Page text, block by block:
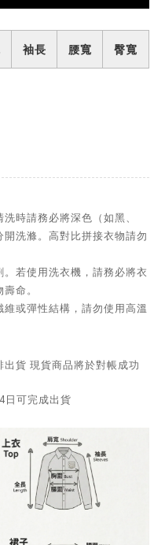
袖長 腰寬 臀寬
時請務必將深色（如黑、
洗滌。高對比拼接衣物請勿
若使用洗衣機，請務必將衣
命。
或彈性結構，請勿使用高溫
貨 現貨商品將於對帳成功
日可完成出貨